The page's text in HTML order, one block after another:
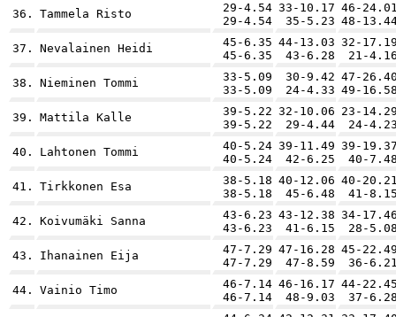
36. Tammela Risto
29-4.54
29-4.54
33-10.17
35-5.23
46-
48-
37. Nevalainen Heidi
45-6.35
45-6.35
44-13.03
43-6.28
32-
21-
38. Nieminen Tommi
33-5.09
33-5.09
30-9.42
24-4.33
47-
49-
39. Mattila Kalle
39-5.22
39-5.22
32-10.06
29-4.44
23-
24-
40. Lahtonen Tommi
40-5.24
40-5.24
39-11.49
42-6.25
39-
40-
41. Tirkkonen Esa
38-5.18
38-5.18
40-12.06
45-6.48
40-
41-
42. Koivumäki Sanna
43-6.23
43-6.23
43-12.38
41-6.15
34-
28-
43. Ihanainen Eija
47-7.29
47-7.29
47-16.28
47-8.59
45-
36-
44. Vainio Timo
46-7.14
46-7.14
46-16.17
48-9.03
44-
37-